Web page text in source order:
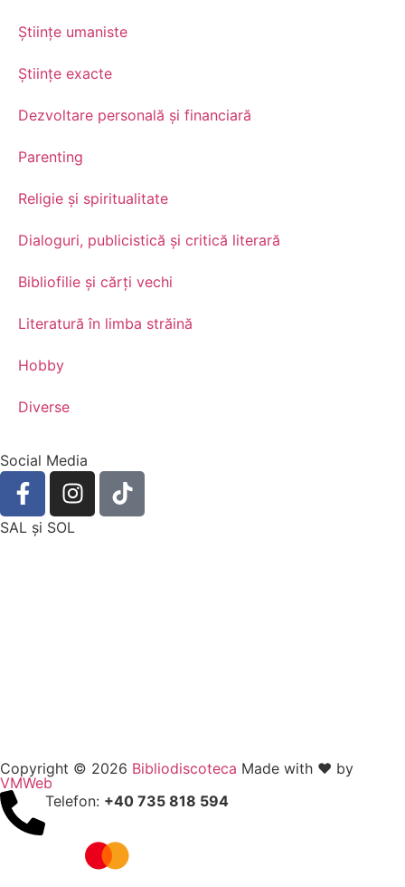
Științe umaniste
Științe exacte
Dezvoltare personală şi financiară
Parenting
Religie și spiritualitate
Dialoguri, publicistică și critică literară
Bibliofilie și cărți vechi
Literatură în limba străină
Hobby
Diverse
Social Media
SAL şi SOL
Copyright © 2026 Bibliodiscoteca Made with ❤️ by
VMWeb
Telefon: +40 735 818 594